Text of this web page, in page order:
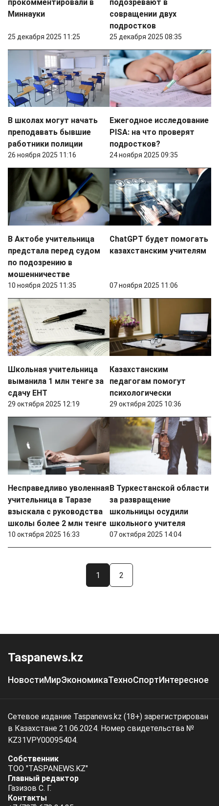
прокомментировали в
Миннауки
25 декабря 2025 11:25
подозревают в
совращении двух
подростков
25 декабря 2025 08:35
В школах могут начать
преподавать бывшие
работники полиции
26 ноября 2025 11:16
Ежегодное исследование
PISA: на что проверят
подростков?
24 ноября 2025 09:35
В Актобе учительница
предстала перед судом
по подозрению в
мошенничестве
10 ноября 2025 11:35
СhatGPT будет помогать
казахстанским учителям
07 ноября 2025 11:06
Школьная учительница
выманила 1 млн тенге за
сдачу ЕНТ
29 октября 2025 12:19
Казахстанским
педагогам помогут
психологически
29 октября 2025 10:36
Несправедливо уволенная
учительница в Таразе
взыскала с руководства
школы более 2 млн тенге
10 октября 2025 16:33
В Туркестанской области
за развращение
школьницы осудили
школьного учителя
07 октября 2025 14:04
1 2
Taspanews.kz
НовостиМирЭкономикаТехноСпортИнтересное
Сетевое издание Taspanews.kz (18+) зарегистрирован
в Казахстане 21.06.2024. Номер свидетельства №
KZ31VPY00095404.
Собственник
ТОО "TASPANEWS.KZ"
Главный редактор
Газизов С. Г.
Контакты